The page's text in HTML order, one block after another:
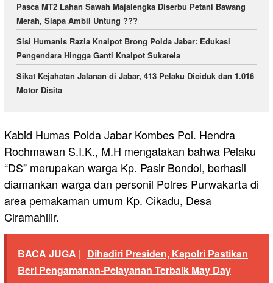
Pasca MT2 Lahan Sawah Majalengka Diserbu Petani Bawang
Merah, Siapa Ambil Untung ???
Sisi Humanis Razia Knalpot Brong Polda Jabar: Edukasi
Pengendara Hingga Ganti Knalpot Sukarela
Sikat Kejahatan Jalanan di Jabar, 413 Pelaku Diciduk dan 1.016
Motor Disita
Kabid Humas Polda Jabar Kombes Pol. Hendra
Rochmawan S.I.K., M.H mengatakan bahwa Pelaku
“DS” merupakan warga Kp. Pasir Bondol, berhasil
diamankan warga dan personil Polres Purwakarta di
area pemakaman umum Kp. Cikadu, Desa
Ciramahilir.
BACA JUGA | Dihadiri Presiden, Kapolri Pastikan
Beri Pengamanan-Pelayanan Terbaik May Day